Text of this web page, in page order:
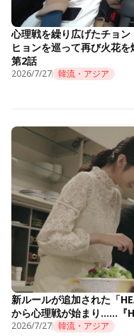
心理戦を繰り広げたチョ
ヒョンを巡って再び火花
第2話
2026/7/27 韓流・アジア
新ルールが追加された「
から心理戦が始まり……『
2026/7/27 韓流・アジア